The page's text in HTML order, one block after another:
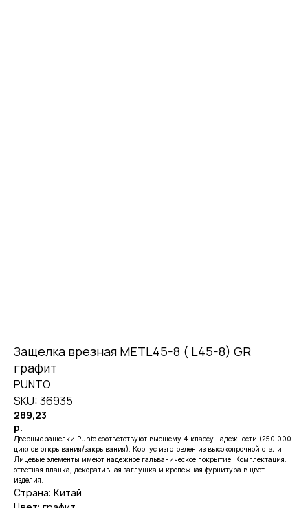
Защелка врезная METL45-8 ( L45-8) GR
графит
PUNTO
SKU:36935
289,23
р.
Дверные защелки Punto соответствуют высшему 4 классу надежности (250 000
циклов открывания/закрывания). Корпус изготовлен из высокопрочной стали.
Лицевые элементы имеют надежное гальваническое покрытие. Комплектация:
ответная планка, декоративная заглушка и крепежная фурнитура в цвет
изделия.
Страна: Китай